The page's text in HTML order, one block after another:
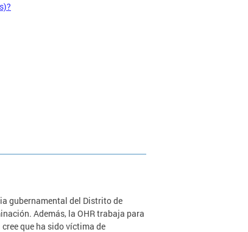
gubernamental del Distrito de
Además, la OHR trabaja para
que ha sido víctima de